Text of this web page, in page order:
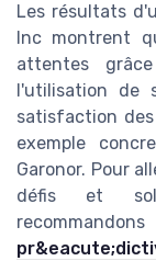
Les résultats
Inc montrent
attentes
l'utilisation de
satisfaction
exemple
Garonor. Pour
défis et